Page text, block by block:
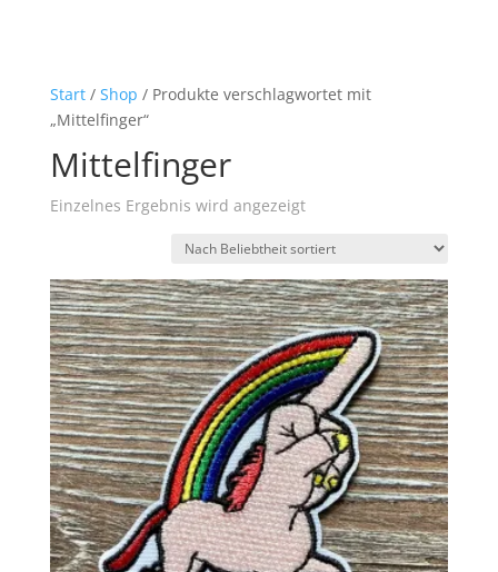
Start/ Shop / Produkte verschlagwortet mit
„Mittelfinger“
Mittelfinger
Einzelnes Ergebnis wird angezeigt